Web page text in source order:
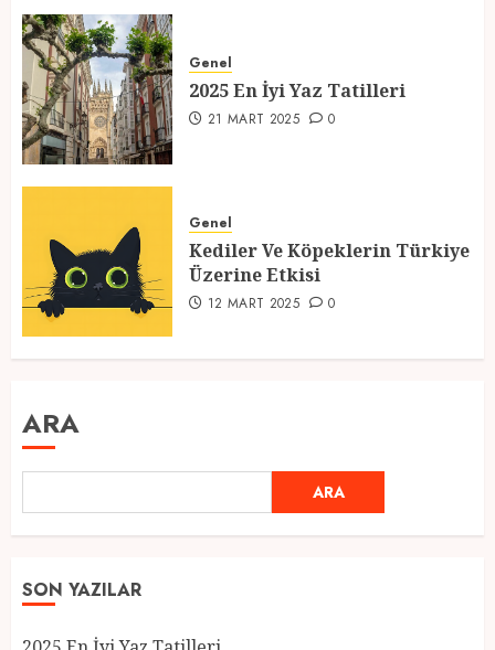
Genel
2025 En İyi Yaz Tatilleri
21 MART 2025 0
Genel
Kediler Ve Köpeklerin Türkiye
Üzerine Etkisi
12 MART 2025 0
ARA
ARA
SON YAZILAR